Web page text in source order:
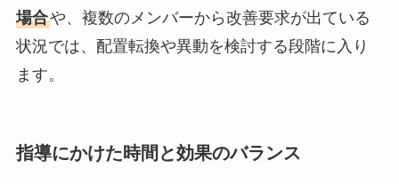
場合や、複数のメンバーから改善要求が出ている
状況では、配置転換や異動を検討する段階に入り
ます。
指導にかけた時間と効果のバランス